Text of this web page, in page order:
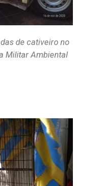
de cativeiro no
Militar Ambiental